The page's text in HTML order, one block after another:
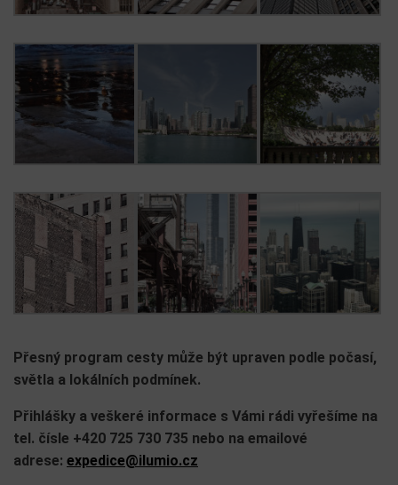
Přesný program cesty může být upraven podle počasí,
světla a lokálních podmínek.
Přihlášky a veškeré informace s Vámi rádi vyřešíme na
tel. čísle +420 725 730 735 nebo na emailové
adrese: expedice@ilumio.cz